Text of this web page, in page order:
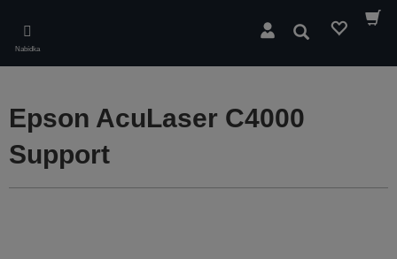
main
content
Nabídka
Hledat
Epson AcuLaser C4000
Support